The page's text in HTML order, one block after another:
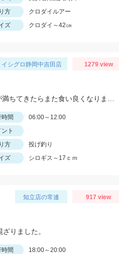
方
クロダイルアー
ズ クロダイ～42㎝
イシグロ静岡中吉田店 1279 view
間
06:00～12:00
ト
方
投げ釣り
ズ シロギス～17ｃｍ
知立店の常連 917 view
りました。
間
18:00～20:00